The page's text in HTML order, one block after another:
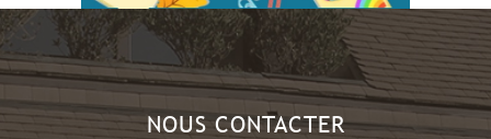
NOUS CONTACTER